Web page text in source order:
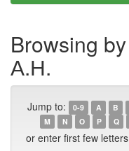
Browsing
А.Н.
Jump to: 0-9 A B
M
N O P Q
or enter first few